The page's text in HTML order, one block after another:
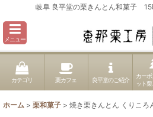
岐阜 良平堂の栗きんとん和菓子
メニュー
カテゴリ 栗カフェ 良平堂のご紹介
カー
ット栗
ホーム > 栗和菓子 > 焼き栗きんとん くりころ